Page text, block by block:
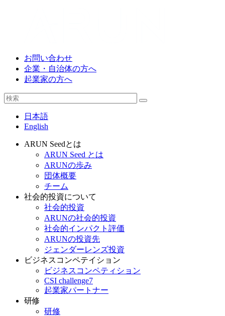
お問い合わせ
企業・自治体の方へ
起業家の方へ
日本語
English
ARUN Seedとは
ARUN Seed とは
ARUNの歩み
団体概要
チーム
社会的投資について
社会的投資
ARUNの社会的投資
社会的インパクト評価
ARUNの投資先
ジェンダーレンズ投資
ビジネスコンペテイション
ビジネスコンペティション
CSI challenge7
起業家パートナー
研修
研修